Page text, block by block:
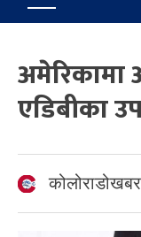
अमेरिकामा
एडिबीका